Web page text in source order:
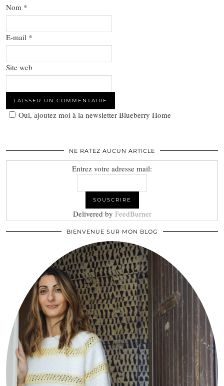
Nom *
E-mail *
Site web
Oui, ajoutez moi à la newsletter Blueberry Home
NE RATEZ AUCUN ARTICLE
Entrez votre adresse mail:
Delivered by FeedBurner
BIENVENUE SUR MON BLOG